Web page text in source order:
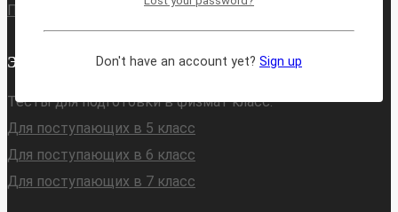
Почта
ЭТО ИНТЕРЕСНО
Тесты для подготовки в физмат класс:
Для поступающих в 5 класс
Для поступающих в 6 класс
Для поступающих в 7 класс
Don't have an account yet? Sign up